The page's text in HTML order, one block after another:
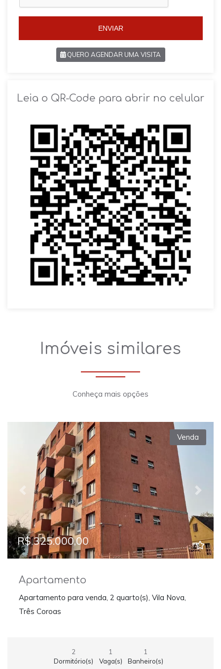
ENVIAR
QUERO AGENDAR UMA VISITA
Leia o QR-Code para abrir no celular
Imóveis similares
Conheça mais opções
Previous Next
Venda
R$ 325.000,00
Apartamento
Apartamento para venda, 2 quarto(s), Vila Nova,
Três Coroas
2
Dormitório(s)
1
Vaga(s)
1
Banheiro(s)